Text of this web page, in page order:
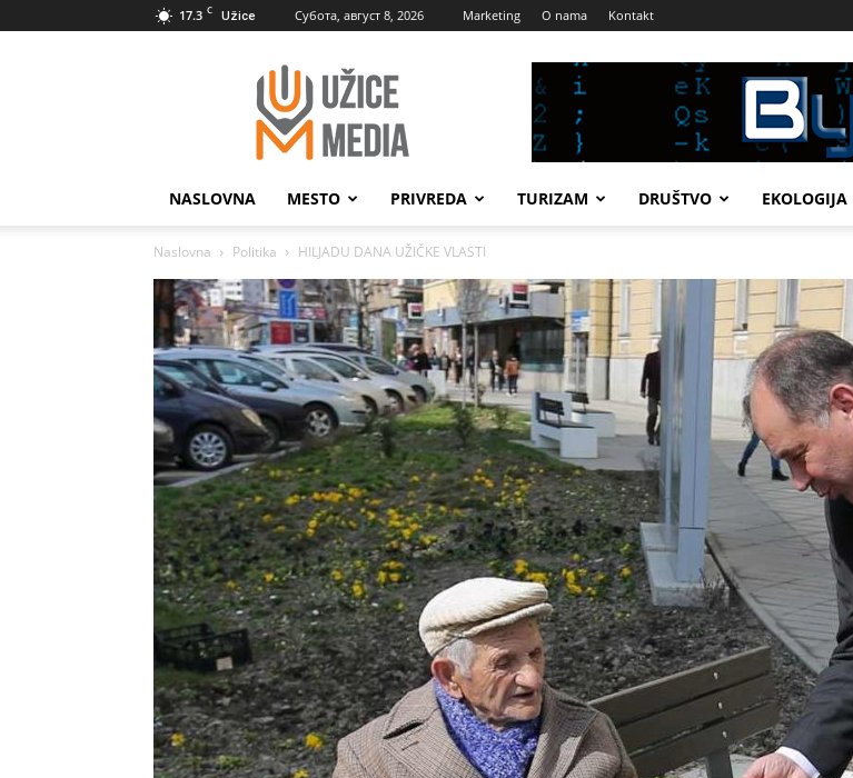
17.3 C Užice Субота, август 8, 2026 Marketing O nama Kontakt
UžiceMedia
NASLOVNA MESTO PRIVREDA TURIZAM DRUŠTVO EKOLOGIJA
Naslovna Politika HILJADU DANA UŽIČKE VLASTI